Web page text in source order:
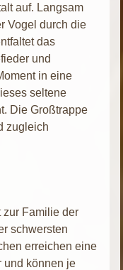
auf. Langsam
Vogel durch die
das
und
in eine
seltene
Die Großtrappe
zugleich
zur Familie der
schwersten
erreichen eine
und können je